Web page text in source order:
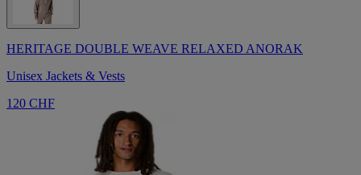
HERITAGE DOUBLE WEAVE RELAXED ANORAK
Unisex Jackets & Vests
120 CHF